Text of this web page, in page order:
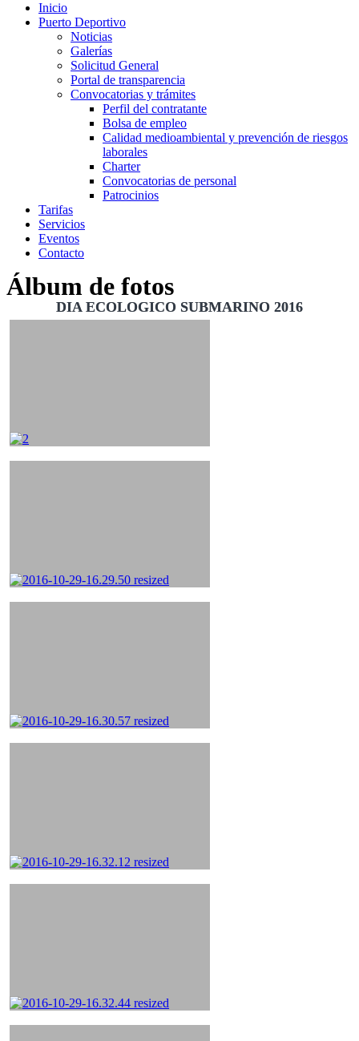
Inicio
Puerto Deportivo
Noticias
Galerías
Solicitud General
Portal de transparencia
Convocatorias y trámites
Perfil del contratante
Bolsa de empleo
Calidad medioambiental y prevención de riesgos
laborales
Charter
Convocatorias de personal
Patrocinios
Tarifas
Servicios
Eventos
Contacto
Álbum de fotos
DIA ECOLOGICO SUBMARINO 2016